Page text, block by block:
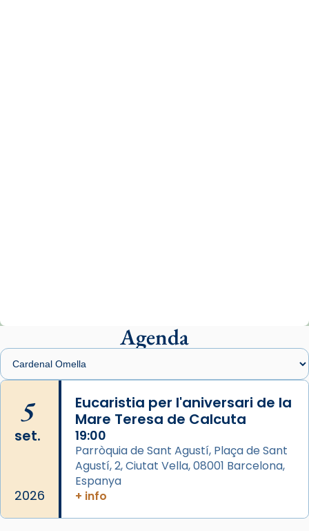
presidit aquest 27 de juliol la missa de Les
Santes de Mataró.
🔗
📸 J. Merino
Photo
View on Facebook ·
Arquebisbat de Barcelona
de Barcelona.
2 weeks ago
Agenda
5
set.
2026
Eucaristia per l'aniversari de la
Mare Teresa de Calcuta
19:00
Parròquia de Sant Agustí, Plaça de Sant
Agustí, 2, Ciutat Vella, 08001 Barcelona,
Espanya
+ info